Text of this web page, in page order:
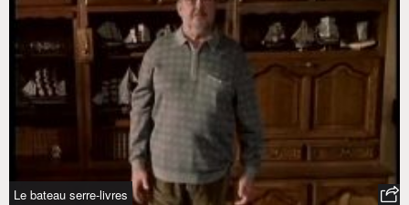
Le bateau serre-livres